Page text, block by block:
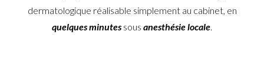
dermatologique réalisable simplement au cabinet, en
quelques minutes sous anesthésie locale.